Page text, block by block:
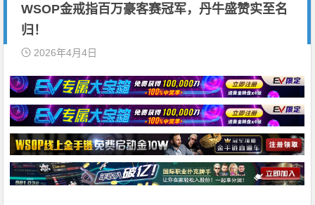
WSOP金戒指百万豪客赛冠军，丹牛盛赞实至名
归！
2026年4月4日